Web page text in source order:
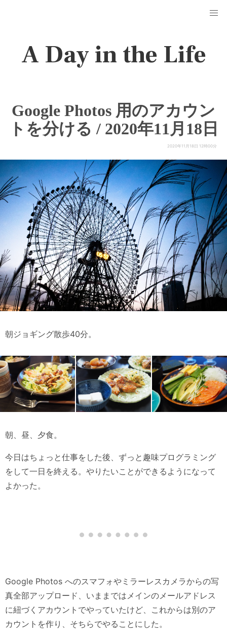
A Day in the Life
Google Photos 用のアカウン
トを分ける / 2020年11月18日
2020年11月18日 12時00分
朝ジョギング散歩40分。
朝、昼、夕食。
今日はちょっと仕事をした後、ずっと趣味プログラミング
をして一日を終える。やりたいことができるようになって
よかった。
Google Photos へのスマフォやミラーレスカメラからの写
真全部アップロード、いままではメインのメールアドレス
に紐づくアカウントでやっていたけど、これからは別のア
カウントを作り、そちらでやることにした。